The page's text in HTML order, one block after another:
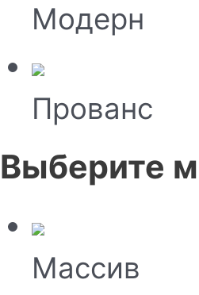
Модерн
Прованс
Выберите
Массив